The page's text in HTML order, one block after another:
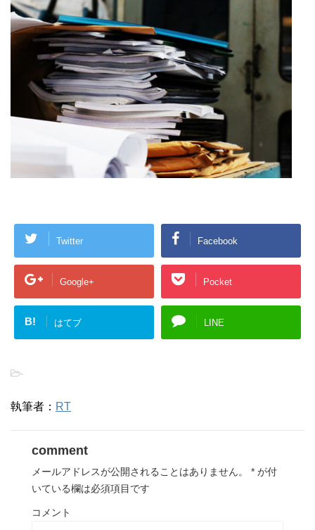
Twitter Facebook
Google+ Pocket
B! はてブ LINE
-
執筆者： RT
comment
メールアドレスが公開されることはありません。 * が付
いている欄は必須項目です
コメント